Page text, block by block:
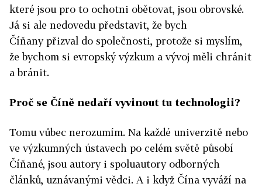
které jsou pro to ochotni obětovat, jsou obrovské.
Já si ale nedovedu představit, že bych
Číňanypřizval do společnosti, protože si myslím,
že bychom si evropský výzkum a vývoj měli chránit
a bránit.
Proč se Číně nedaří vyvinout tu technologii?
Tomu vůbec nerozumím. Na každé univerzitě nebo
ve výzkumných ústavech po celém světě působí
Číňané, jsou autory i spoluautory odborných
článků, uznávanými vědci. A i když Čína vyváží na